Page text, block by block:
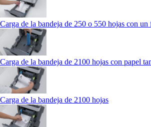
Carga de la bandeja de 250 o 550 hojas con
Carga de la bandeja de 2100 hojas con papel
Carga de la bandeja de 2100 hojas